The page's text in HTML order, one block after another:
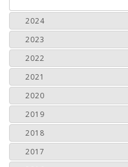
2024
2023
2022
2021
2020
2019
2018
2017